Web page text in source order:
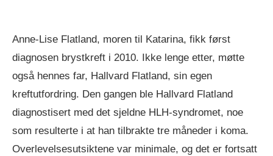
Anne-Lise Flatland, moren til Katarina, fikk først
diagnosen brystkreft i 2010. Ikke lenge etter, møtte
også hennes far, Hallvard Flatland, sin egen
kreftutfordring. Den gangen ble Hallvard Flatland
diagnostisert med det sjeldne HLH-syndromet, noe
som resulterte i at han tilbrakte tre måneder i koma.
Overlevelsesutsiktene var minimale, og det er fortsatt